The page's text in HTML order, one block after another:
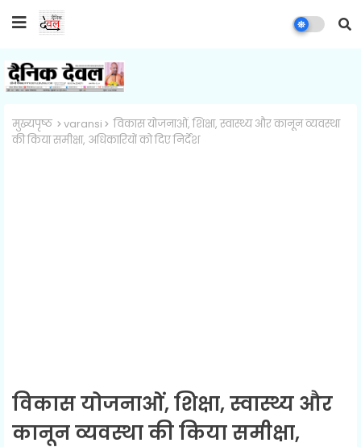
मुख्यपृष्ठ varansi
विकास योजनाओं, शिक्षा, स्वास्थ्य और कानून व्यवस्था
की किया समीक्षा, अधिकारियों को दिए निर्देश
विकास योजनाओं, शिक्षा, स्वास्थ्य और
कानून व्यवस्था की किया समीक्षा,